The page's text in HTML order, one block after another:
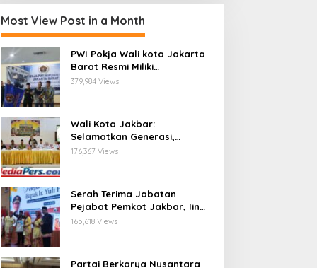
Most View Post in a Month
PWI Pokja Wali kota Jakarta
Barat Resmi Miliki
Kepengurusan dan
Sarat Makna
379,984 Views
Wali Kota Jakbar:
Selamatkan Generasi,
Hentikan Bullying dan
176,367 Views
Serah Terima Jabatan
Pejabat Pemkot Jakbar, Iin
Mutmainnah: Mutasi Adalah
165,618 Views
Partai Berkarya Nusantara